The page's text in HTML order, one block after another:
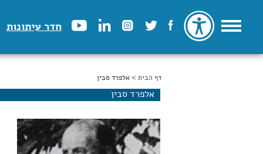
חדר עיתונות
הינך נמצא כאן
דף הבית > אלפרד סבין
אלפרד סבין